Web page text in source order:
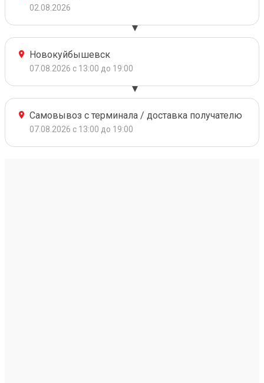
02.08.2026
Новокуйбышевск
07.08.2026 с 13:00 до 19:00
Самовывоз с терминала / доставка получателю
07.08.2026 с 13:00 до 19:00